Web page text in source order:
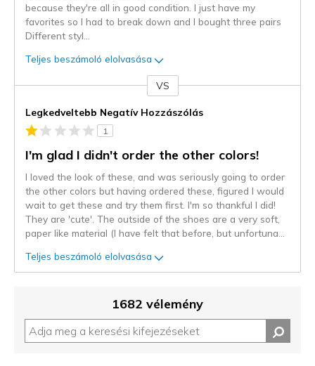
because they're all in good condition. I just have my
favorites so I had to break down and I bought three pairs
Different styl
Teljes beszámoló elolvasása
VS
Legkedveltebb Negatív Hozzászólás
1
I'm glad I didn't order the other colors!
I loved the look of these, and was seriously going to order
the other colors but having ordered these, figured I would
wait to get these and try them first. I'm so thankful I did!
They are 'cute'. The outside of the shoes are a very soft,
paper like material (I have felt that before, but unfortuna
Teljes beszámoló elolvasása
1682 vélemény